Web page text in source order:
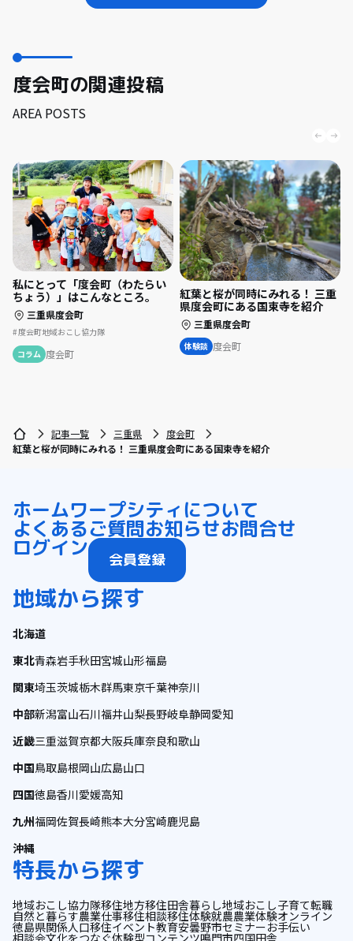
度会町の関連投稿
AREA POSTS
私にとって「度会町（わたらい
ちょう）」はこんなところ。
三重県度会町
度会町地域おこし協力隊
コラム 度会町
紅葉と桜が同時にみれる！ 三重
県度会町にある国束寺を紹介
三重県度会町
体験談 度会町
記事一覧 三重県
度会町
紅葉と桜が同時にみれる！ 三重県度会町にある国束寺を紹介
ホームワープシティについて
よくあるご質問お知らせお問合せ
ログイン 会員登録
地域から探す
北海道
東北青森岩手秋田宮城山形福島
関東埼玉茨城栃木群馬東京千葉神奈川
中部新潟富山石川福井山梨長野岐阜静岡愛知
近畿三重滋賀京都大阪兵庫奈良和歌山
中国鳥取島根岡山広島山口
四国徳島香川愛媛高知
九州福岡佐賀長崎熊本大分宮崎鹿児島
沖縄
特長から探す
地域おこし協力隊移住地方移住田舎暮らし地域おこし子育て転職
自然と暮らす農業仕事移住相談移住体験就農農業体験オンライン
徳島県関係人口移住イベント教育安曇野市セミナーお手伝い